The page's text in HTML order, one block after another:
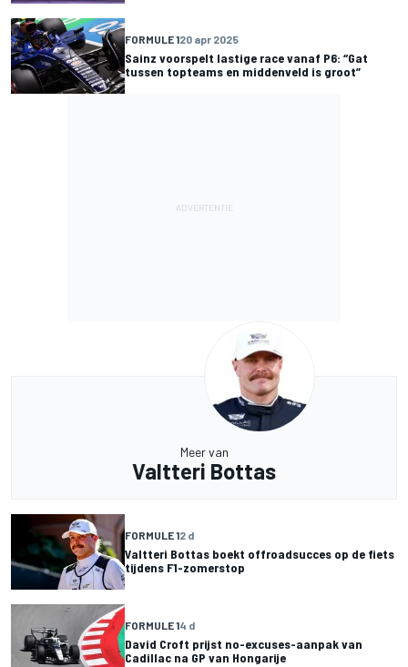
FORMULE 120 apr 2025
Sainz voorspelt lastige race vanaf P6: “Gat
tussen topteams en middenveld is groot”
Meer van
Valtteri Bottas
FORMULE 12 d
Valtteri Bottas boekt offroadsucces op de fiets
tijdens F1-zomerstop
FORMULE 14 d
David Croft prijst no-excuses-aanpak van
Cadillac na GP van Hongarije